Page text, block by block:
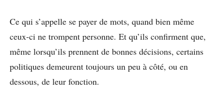
Ce qui s’appelle se payer de mots, quand bien même
ceux-ci ne trompent personne. Et qu’ils confirment que,
même lorsqu’ils prennent de bonnes décisions, certains
politiques demeurent toujours un peu à côté, ou en
dessous, de leur fonction.